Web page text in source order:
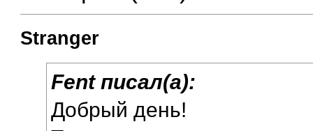
Stranger
Fent писал(а):
Добрый день!